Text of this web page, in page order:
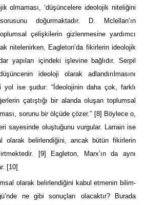
olmaması, ‘düşüncelere ideolojik niteliğini
doğurmaktadır. D. Mclellan’ın
çelişkilerin gizlenmesine yardımcı
nitelenirken, Eagleton’da fikirlerin ideolojik
yapıları içindeki işlevine bağlıdır. Serpil
ideoloji olarak adlandırılmasını
yol ise şudur: “İdeolojinin daha çok, farklı
çatıştığı bir alanda oluşan toplumsal
sorunu bir ölçüde çözer.” [8] Böylece o,
sayesinde oluştuğunu vurgular. Larrain ise
olarak belirlendiğini, ancak bütün fikirlerin
[9]
Eagleton, Marx’ın da aynı
[10]
olarak belirlendiğini kabul etmenin bilim-
ne gibi sonuçları olacaktır? Burada